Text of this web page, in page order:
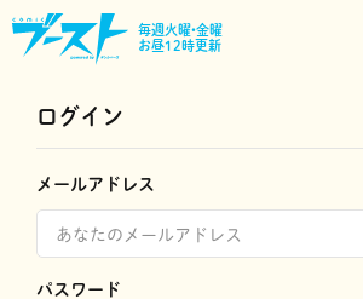
毎週火曜•金曜
お昼12時更新
ログイン
メールアドレス
パスワード